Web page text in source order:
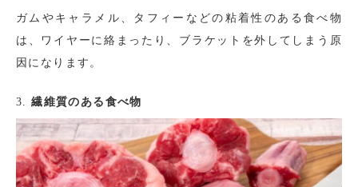
ガムやキャラメル、タフィーなどの粘着性のある食べ物
は、ワイヤーに絡まったり、ブラケットを外してしまう原
因になります。
3.繊維質のある食べ物